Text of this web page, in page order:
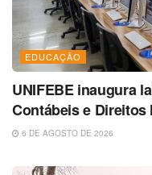
EDUCAÇÃO
UNIFEBE inaugura
Contábeis e Direitos
6 DE AGOSTO DE 2026